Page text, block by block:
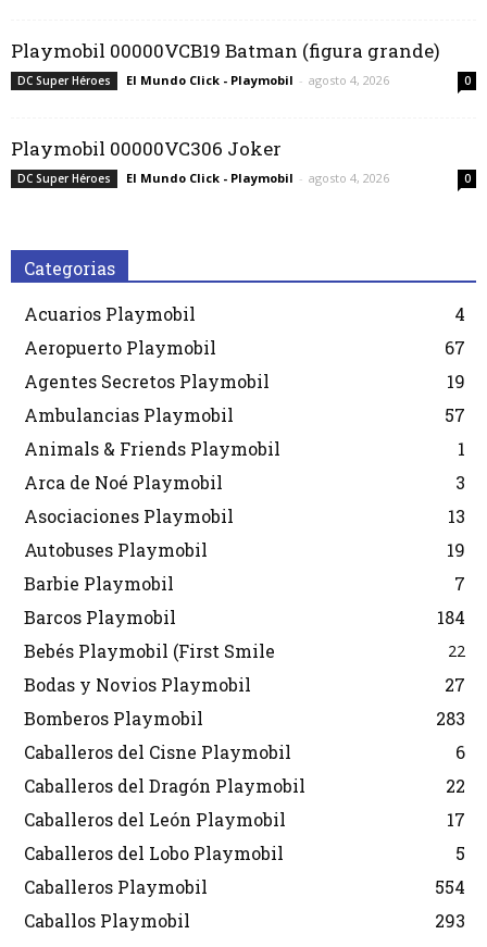
Playmobil 00000VCB19 Batman (figura grande)
DC Super Héroes El Mundo Click - Playmobil - agosto 4, 2026 0
Playmobil 00000VC306 Joker
DC Super Héroes El Mundo Click - Playmobil - agosto 4, 2026 0
Categorias
Acuarios Playmobil
4
Aeropuerto Playmobil
67
Agentes Secretos Playmobil
19
Ambulancias Playmobil
57
Animals & Friends Playmobil
1
Arca de Noé Playmobil
3
Asociaciones Playmobil
13
Autobuses Playmobil
19
Barbie Playmobil
7
Barcos Playmobil
184
Bebés Playmobil (First Smile
22
Bodas y Novios Playmobil
27
Bomberos Playmobil
283
Caballeros del Cisne Playmobil
6
Caballeros del Dragón Playmobil
22
Caballeros del León Playmobil
17
Caballeros del Lobo Playmobil
5
Caballeros Playmobil
554
Caballos Playmobil
293